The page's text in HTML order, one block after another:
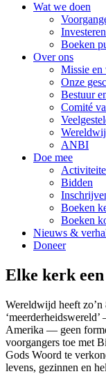
Wat we doen
Boeken
Over ons
Missie en
Onze
Bestuur
Comité
ANBI
Doe mee
Bidden
Boeken
Boeken
Nieuws &
Doneer
Elke kerk
Wereldwijd heeft
Amerika — geen
voorgangers toe met
Gods Woord te
levens, gezinnen en